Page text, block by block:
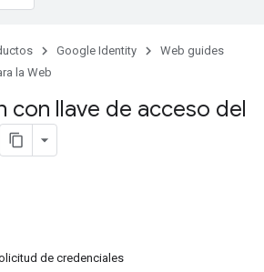
Google Identity
Web guides
la Web
con llave de acceso del
de credenciales